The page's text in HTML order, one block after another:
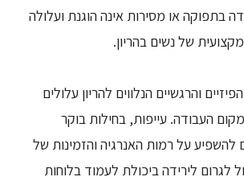
בתפוקה או מסירות אינה הוגנת ועלולה
של נשים בהריון.
והרגשיים הנלווים להריון עלולים
העבודה. עייפות, בחילות בוקר
להשפיע על רמות האנרגיה והזמינות של
לגרום לירידה ביכולת לעמוד בלוחות